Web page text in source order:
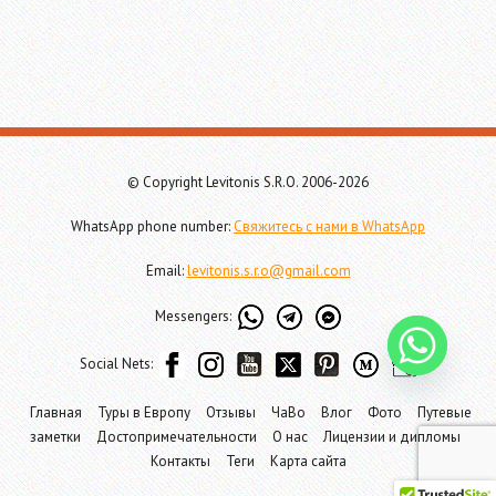
© Copyright Levitonis S.R.O. 2006-2026
WhatsApp phone number:Свяжитесь с нами в WhatsApp
Email:levitonis.s.r.o@gmail.com
Messengers:
Social Nets:
Главная Туры в Европу Отзывы ЧаВо Влог Фото
Путевые
заметки
Достопримечательности О нас
Лицензии и дипломы
Контакты
Теги Карта сайта